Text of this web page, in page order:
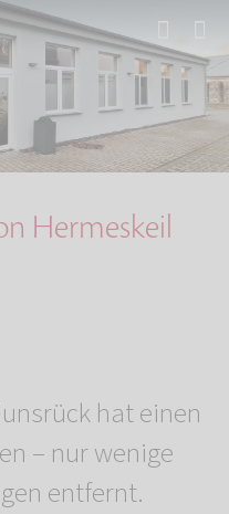
innerhalb von Hermeskeil
Hermeskeil
hat einen
– nur wenige
entfernt.